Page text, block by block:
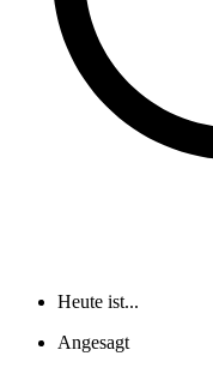
Heute ist...
Angesagt